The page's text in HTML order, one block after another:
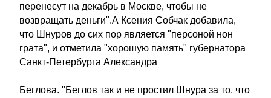
перенесут на декабрь в Москве, чтобы не
возвращать деньги".А Ксения Собчак добавила,
что Шнуров до сих пор является "персоной нон
грата", и отметила "хорошую память" губернатора
Санкт-Петербурга Александра
Беглова. "Беглов так и не простил Шнура за то, что